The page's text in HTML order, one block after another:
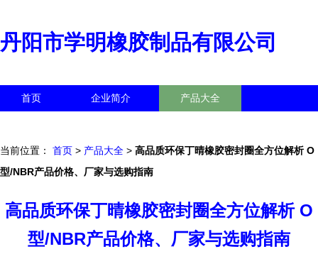
丹阳市学明橡胶制品有限公司
首页 企业简介 产品大全
当前位置： 首页 > 产品大全 > 高品质环保丁晴橡胶密封圈全方位解析 O
型/NBR产品价格、厂家与选购指南
高品质环保丁晴橡胶密封圈全方位解析 O
型/NBR产品价格、厂家与选购指南